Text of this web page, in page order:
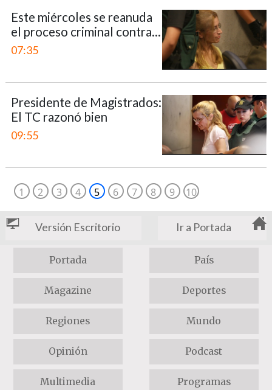
Este miércoles se reanuda
el proceso criminal contra...
07:35
Presidente de Magistrados:
El TC razonó bien
09:55
1 2 3 4 5 6 7 8 9 10
Versión Escritorio Ir a Portada
Portada País
Magazine Deportes
Regiones Mundo
Opinión Podcast
Multimedia Programas